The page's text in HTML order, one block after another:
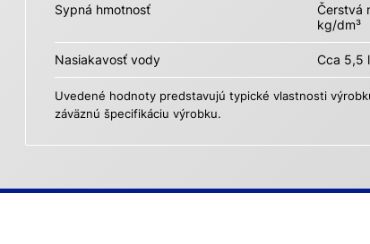
Sypná hmotnosť
Čerstvá
kg/dm³
Nasiakavosť vody Cca 5,5
Uvedené hodnoty predstavujú typické vlastnosti
záväznú špecifikáciu výrobku.